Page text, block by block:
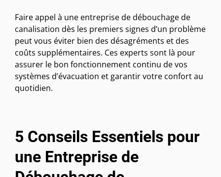
Faire appel à une entreprise de débouchage de
canalisation dès les premiers signes d’un problème
peut vous éviter bien des désagréments et des
coûts supplémentaires. Ces experts sont là pour
assurer le bon fonctionnement continu de vos
systèmes d’évacuation et garantir votre confort au
quotidien.
5 Conseils Essentiels pour
une Entreprise de